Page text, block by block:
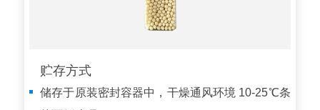
贮存方式
储存于原装密封容器中，干燥通风环境 10-25℃条